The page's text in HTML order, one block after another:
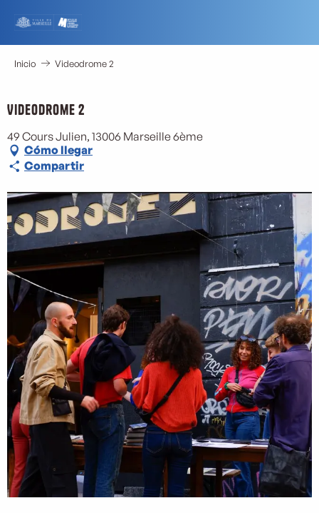
contenu
principal
Inicio Videodrome 2
Videodrome 2
49 Cours Julien, 13006 Marseille 6ème
Cómo llegar
Compartir